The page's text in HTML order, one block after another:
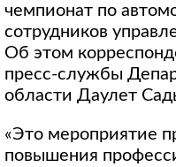
чемпионат по
сотрудников
Об этом
пресс-службы
области Даулет
«Это мероприятие
повышения